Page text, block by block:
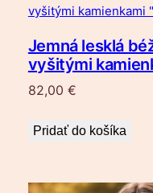
Jemná lesklá
vyšitými
82,00 €
Pridať do košíka